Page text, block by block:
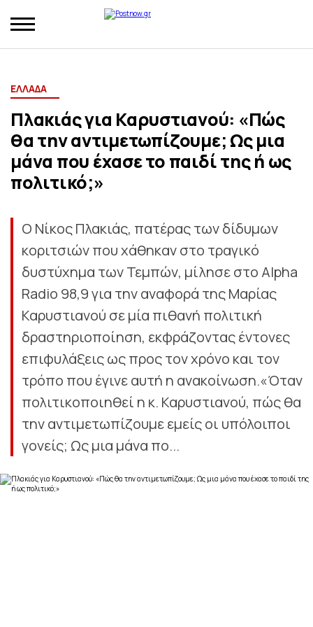
ΕΛΛΑΔΑ
Πλακιάς για Καρυστιανού: «Πώς
θα την αντιμετωπίζουμε; Ως μια
μάνα που έχασε το παιδί της ή ως
πολιτικό;»
Ο Νίκος Πλακιάς, πατέρας των δίδυμων
κοριτσιών που χάθηκαν στο τραγικό
δυστύχημα των Τεμπών, μίλησε στο Alpha
Radio 98,9 για την αναφορά της Μαρίας
Καρυστιανού σε μία πιθανή πολιτική
δραστηριοποίηση, εκφράζοντας έντονες
επιφυλάξεις ως προς τον χρόνο και τον
τρόπο που έγινε αυτή η ανακοίνωση.«Όταν
πολιτικοποιηθεί η κ. Καρυστιανού, πώς θα
την αντιμετωπίζουμε εμείς οι υπόλοιποι
γονείς; Ως μια μάνα πο...